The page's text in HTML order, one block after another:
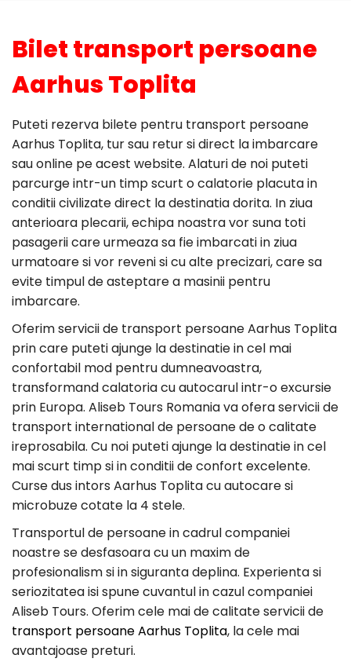
Bilet transport persoane
Aarhus Toplita
Puteti rezerva bilete pentru transport persoane
Aarhus Toplita, tur sau retur si direct la imbarcare
sau online pe acest website. Alaturi de noi puteti
parcurge intr-un timp scurt o calatorie placuta in
conditii civilizate direct la destinatia dorita. In ziua
anterioara plecarii, echipa noastra vor suna toti
pasagerii care urmeaza sa fie imbarcati in ziua
urmatoare si vor reveni si cu alte precizari, care sa
evite timpul de asteptare a masinii pentru
imbarcare.
Oferim servicii de transport persoane Aarhus Toplita
prin care puteti ajunge la destinatie in cel mai
confortabil mod pentru dumneavoastra,
transformand calatoria cu autocarul intr-o excursie
prin Europa. Aliseb Tours Romania va ofera servicii de
transport international de persoane de o calitate
ireprosabila. Cu noi puteti ajunge la destinatie in cel
mai scurt timp si in conditii de confort excelente.
Curse dus intors Aarhus Toplita cu autocare si
microbuze cotate la 4 stele.
Transportul de persoane in cadrul companiei
noastre se desfasoara cu un maxim de
profesionalism si in siguranta deplina. Experienta si
seriozitatea isi spune cuvantul in cazul companiei
Aliseb Tours. Oferim cele mai de calitate servicii de
transport persoane Aarhus Toplita, la cele mai
avantajoase preturi.